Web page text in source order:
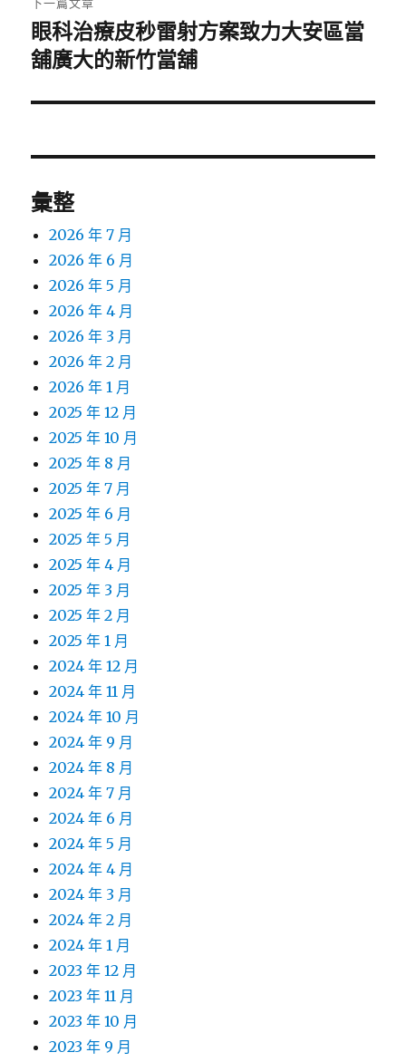
下
一
文
眼科治療皮秒雷射方案致力大安區當
舖廣大的新竹當舖
彙整
2026 年 7 月
2026 年 6 月
2026 年 5 月
2026 年 4 月
2026 年 3 月
2026 年 2 月
2026 年 1 月
2025 年 12 月
2025 年 10 月
2025 年 8 月
2025 年 7 月
2025 年 6 月
2025 年 5 月
2025 年 4 月
2025 年 3 月
2025 年 2 月
2025 年 1 月
2024 年 12 月
2024 年 11 月
2024 年 10 月
2024 年 9 月
2024 年 8 月
2024 年 7 月
2024 年 6 月
2024 年 5 月
2024 年 4 月
2024 年 3 月
2024 年 2 月
2024 年 1 月
2023 年 12 月
2023 年 11 月
2023 年 10 月
2023 年 9 月